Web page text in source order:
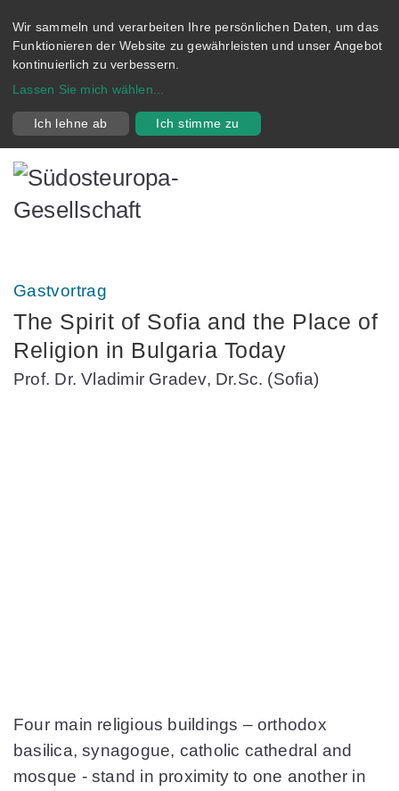
Wir sammeln und verarbeiten Ihre persönlichen Daten, um das
Funktionieren der Website zu gewährleisten und unser Angebot
kontinuierlich zu verbessern.
Lassen Sie mich wählen
Ich lehne ab Ich stimme zu
Gastvortrag
The Spirit of Sofia and the Place of
Religion in Bulgaria Today
Prof. Dr. Vladimir Gradev, Dr.Sc. (Sofia)
Four main religious buildings – orthodox
basilica, synagogue, catholic cathedral and
mosque - stand in proximity to one another in